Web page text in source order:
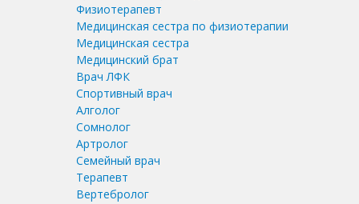
Физиотерапевт
Медицинская сестра по физиотерапии
Медицинская сестра
Медицинский брат
Врач ЛФК
Спортивный врач
Алголог
Сомнолог
Артролог
Семейный врач
Терапевт
Вертебролог